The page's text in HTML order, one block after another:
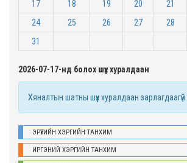
17
18 19 20 21
24
25 26 27 28
31
2026-07-17-нд болох шүүх хуралдаан
Хяналтын шатны шүүх хуралдаан
ЭРҮҮГИЙН ХЭРГИЙН ТАНХИМ
ИРГЭНИЙ ХЭРГИЙН ТАНХИМ